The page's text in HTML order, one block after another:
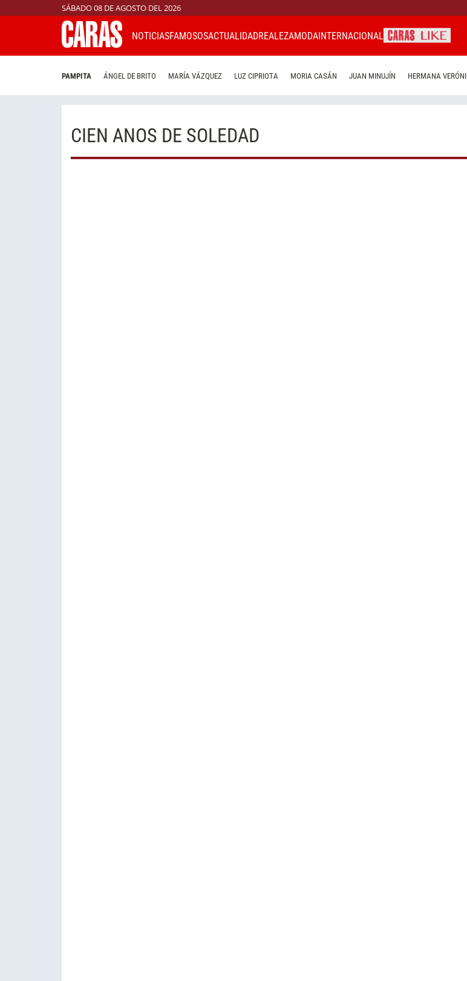
SÁBADO 08 DE AGOSTO DEL 2026
NOTICIASFAMOSOSACTUALIDADREALEZAMODAINTERNACIONAL
PAMPITA ÁNGEL DE BRITO MARÍA VÁZQUEZ LUZ CIPRIOTA MORIA CASÁN JUAN MINUJÍN HERMANA
CIEN ANOS DE SOLEDAD